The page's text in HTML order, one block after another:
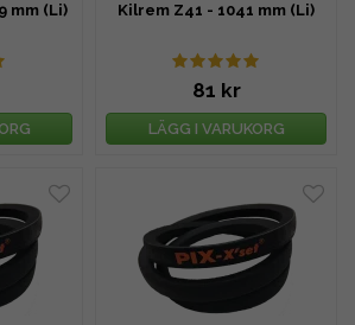
mm (Li) Kilrem Z41 - 1041 mm (Li)
81 kr
LÄGG I VARUKORG